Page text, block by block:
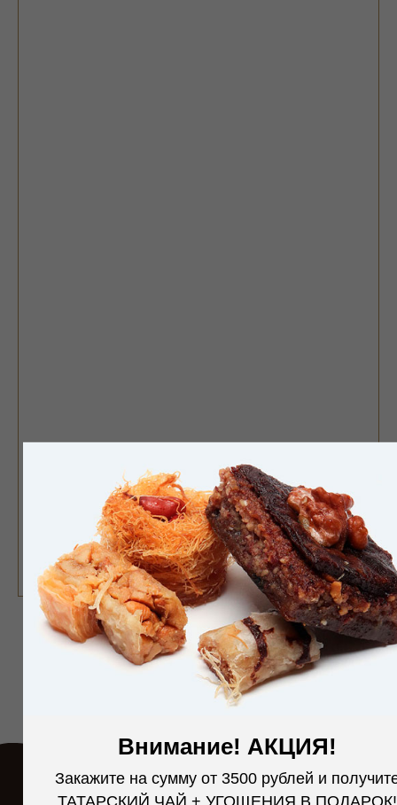
Внимание! АКЦИЯ!
Закажите на сумму от 3500 рублей и
ТАТАРСКИЙ ЧАЙ + УГОЩЕНИЯ В ПОДАРОК!